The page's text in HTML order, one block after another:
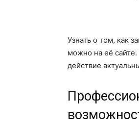
Узнать о том, как
можно на её
действие